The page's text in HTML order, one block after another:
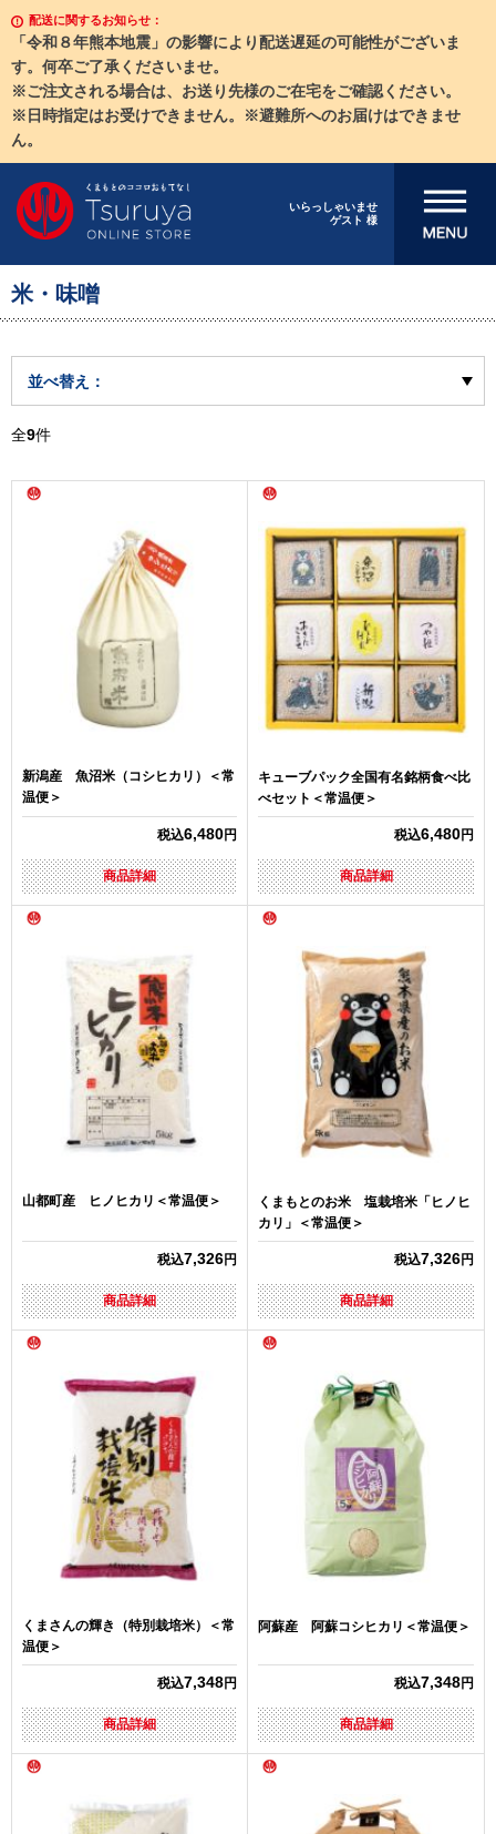
配送に関するお知らせ：
「令和８年熊本地震」の影響により配送遅延の可能性がございま
す。何卒ご了承くださいませ。
※ご注文される場合は、お送り先様のご在宅をご確認ください。
※日時指定はお受けできません。※避難所へのお届けはできませ
ん。
いらっしゃいませ
ゲスト 様
メニューを開
米・味噌
並べ替え：
全9件
新潟産 魚沼米（コシヒカリ）＜常
温便＞
税込6,480円
商品詳細
キューブパック全国有名銘柄食べ比
べセット＜常温便＞
税込6,480円
商品詳細
山都町産 ヒノヒカリ＜常温便＞
税込7,326円
商品詳細
くまもとのお米 塩栽培米「ヒノヒ
カリ」＜常温便＞
税込7,326円
商品詳細
くまさんの輝き（特別栽培米）＜常
温便＞
税込7,348円
商品詳細
阿蘇産 阿蘇コシヒカリ＜常温便＞
税込7,348円
商品詳細